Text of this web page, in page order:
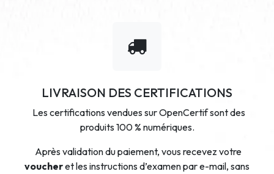
LIVRAISON DES CERTIFICATIONS
Les certifications vendues sur OpenCertif sont des
produits 100 % numériques.
Après validation du paiement, vous recevez votre
voucheret les instructions d’examen par e-mail, sans